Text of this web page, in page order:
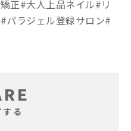
正#大人上品ネイル#リ
パラジェル登録サロン#
る